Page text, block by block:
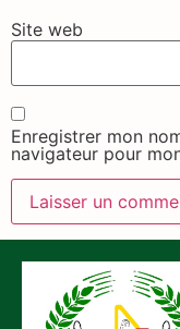
Site web
Enregistrer mon
navigateur pour